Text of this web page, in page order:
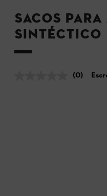
Sacos
sintéctico
(0)